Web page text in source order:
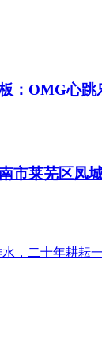
：OMG心跳
市莱芜区凤
，二十年耕耘